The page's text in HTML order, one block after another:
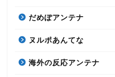
だめぽアンテナ
ヌルポあんてな
海外の反応アンテナ